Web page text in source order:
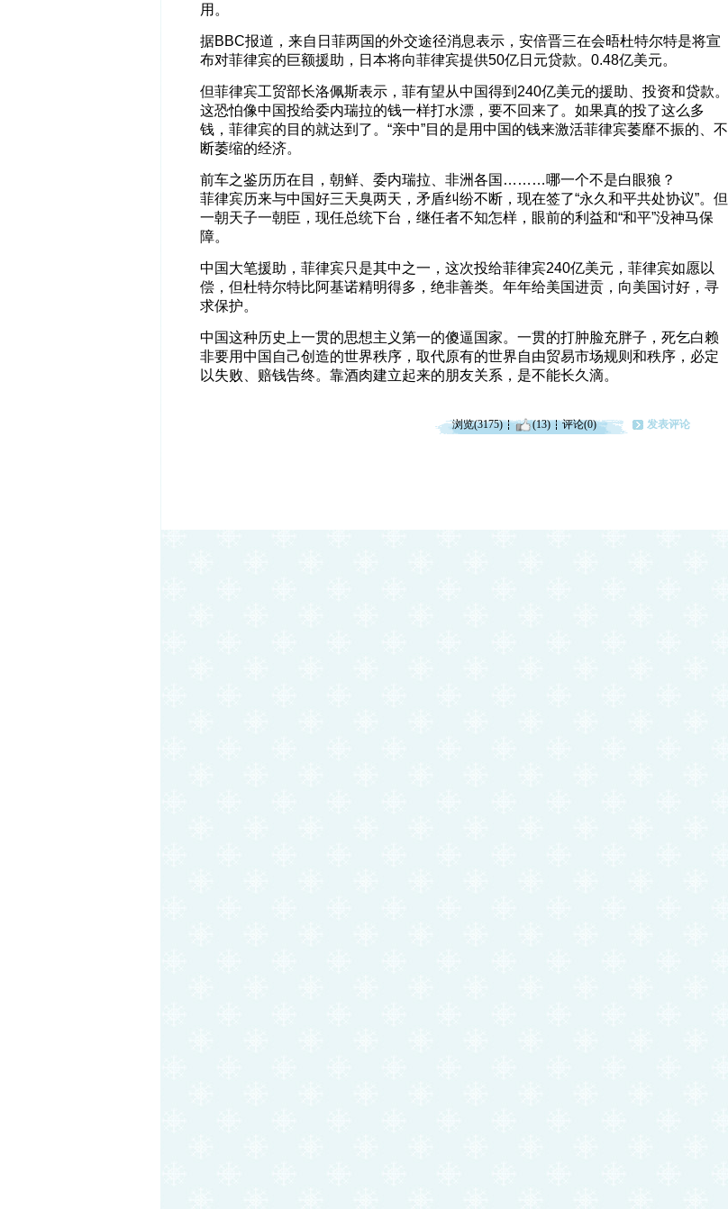
用。
据BBC报道，来自日菲两国的外交途径消息表示，安倍晋三在会晤杜特尔特是将宣
布对菲律宾的巨额援助，日本将向菲律宾提供50亿日元贷款。0.48亿美元。
但菲律宾工贸部长洛佩斯表示，菲有望从中国得到240亿美元的援助、投资和贷款。
这恐怕像中国投给委内瑞拉的钱一样打水漂，要不回来了。如果真的投了这么多
钱，菲律宾的目的就达到了。“亲中”目的是用中国的钱来激活菲律宾萎靡不振的、不
断萎缩的经济。
前车之鉴历历在目，朝鲜、委内瑞拉、非洲各国………哪一个不是白眼狼？
菲律宾历来与中国好三天臭两天，矛盾纠纷不断，现在签了“永久和平共处协议”。但
一朝天子一朝臣，现任总统下台，继任者不知怎样，眼前的利益和“和平”没神马保
障。
中国大笔援助，菲律宾只是其中之一，这次投给菲律宾240亿美元，菲律宾如愿以
偿，但杜特尔特比阿基诺精明得多，绝非善类。年年给美国进贡，向美国讨好，寻
求保护。
中国这种历史上一贯的思想主义第一的傻逼国家。一贯的打肿脸充胖子，死乞白赖
非要用中国自己创造的世界秩序，取代原有的世界自由贸易市场规则和秩序，必定
以失败、赔钱告终。靠酒肉建立起来的朋友关系，是不能长久滴。
浏览(3175) (13) 评论(0) 发表评论